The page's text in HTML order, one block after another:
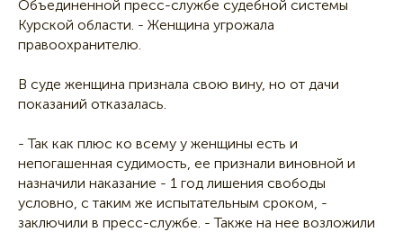
Объединенной пресс-службе судебной системы
Курской области. - Женщина угрожала
правоохранителю.
В суде женщина признала свою вину, но от дачи
показаний отказалась.
- Так как плюс ко всему у женщины есть и
непогашенная судимость, ее признали виновной и
назначили наказание - 1 год лишения свободы
условно, с таким же испытательным сроком, -
заключили в пресс-службе. - Также на нее возложили